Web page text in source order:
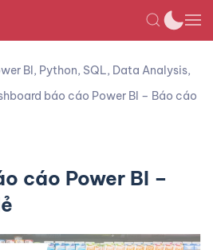
BI, Python, SQL, Data Analysis,
báo cáo Power BI – Báo cáo
cáo Power BI –